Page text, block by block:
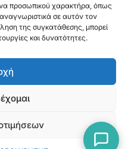
προσωπικού χαρακτήρα, όπως
σε αυτόν τον
της συγκατάθεσης, μπορεί
και δυνατότητες.
Κατασκευή ιστοσελίδων